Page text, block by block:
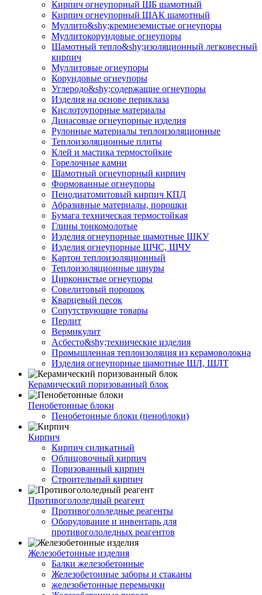
Кирпич огнеупорный ШБ шамотный
Кирпич огнеупорный ШАК шамотный
Муллито&shy;­кремнеземистые огнеупоры
Муллито­корундовые огнеупоры
Шамотный тепло&shy;изоляционный легковесный
кирпич
Муллитовые огнеупоры
Корундовые огнеупоры
Углеродо&shy;содержащие огнеупоры
Изделия на основе периклаза
Кислотоупорные материалы
Динасовые огнеупорные изделия
Рулонные материалы теплоизоляционные
Тепло­изоляционные плиты
Клей и мастика термостойкие
Горелочные камни
Шамотный огнеупорный кирпич
Формованные огнеупоры
Пенодиатомитовый кирпич КПД
Абразивные материалы, порошки
Бумага техническая термостойкая
Глины тонкомолотые
Изделия огнеупорные шамотные ШКУ
Изделия огнеупорные ШЧС, ШЧУ
Картон теплоизоляционный
Теплоизоляционные шнуры
Цирконистые огнеупоры
Совелитовый порошок
Кварцевый песок
Сопутствующие товары
Перлит
Вермикулит
Асбесто&shy;технические изделия
Промышленная теплоизоляция из керамоволокна
Изделия огнеупорные шамотные ШЛ, ШЛТ
Керамический поризованный блок
Пенобетонные блоки
Пенобетонные блоки (пеноблоки)
Кирпич
Кирпич силикатный
Облицовочный кирпич
Поризованный кирпич
Строительный кирпич
Противогололедный реагент
Противогололедные реагенты
Оборудование и инвентарь для
противогололедных реагентов
Железобетонные изделия
Балки железобетонные
Железобетонные заборы и стаканы
железобетонные перемычки